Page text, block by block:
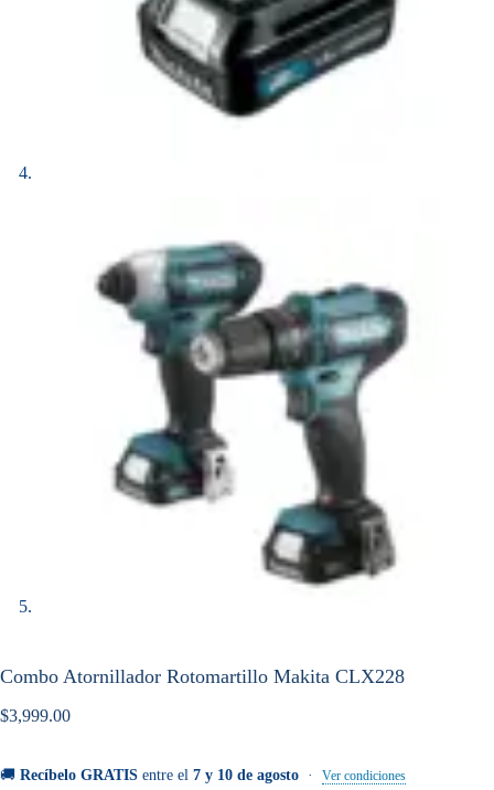
Combo Atornillador Rotomartillo Makita CLX228
$3,999.00
🚚 Recíbelo GRATIS entre el 7 y 10 de agosto · Ver condiciones